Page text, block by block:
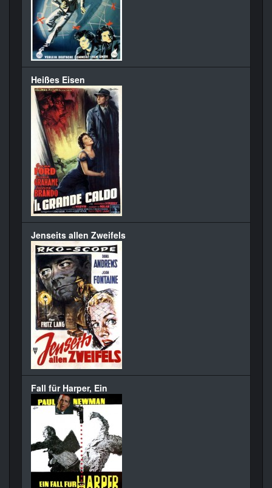
Heißes Eisen
Jenseits allen Zweifels
Fall für Harper, Ein